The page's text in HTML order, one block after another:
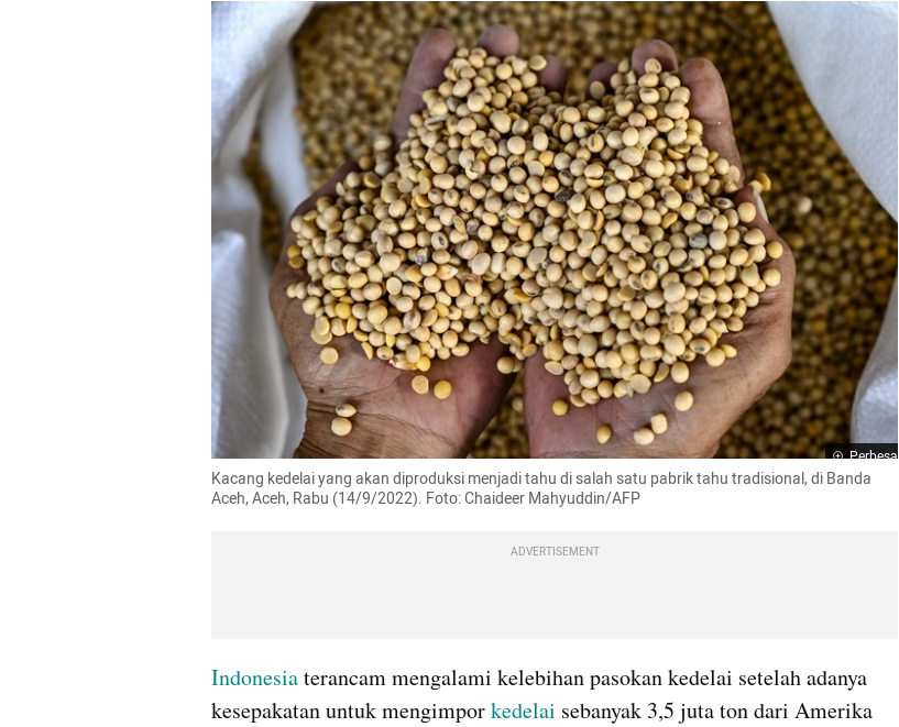
Perbesar
Kacang kedelai yang akan diproduksi menjadi tahu di salah satu pabrik tahu tradisional, di Banda
Aceh, Aceh, Rabu (14/9/2022). Foto: Chaideer Mahyuddin/AFP
ADVERTISEMENT
Indonesia terancam mengalami kelebihan pasokan kedelai setelah adanya
kesepakatan untuk mengimpor kedelai sebanyak 3,5 juta ton dari Amerika